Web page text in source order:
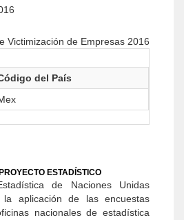
Victimización de Empresas 2016
del País
ESTADÍSTICO
de Naciones Unidas
aplicación de las encuestas
nacionales de estadística